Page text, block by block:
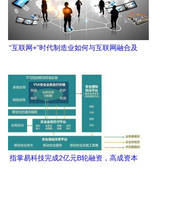
“互联网+”时代制造业如何与互联网融合及
指掌易科技完成2亿元B轮融资，高成资本